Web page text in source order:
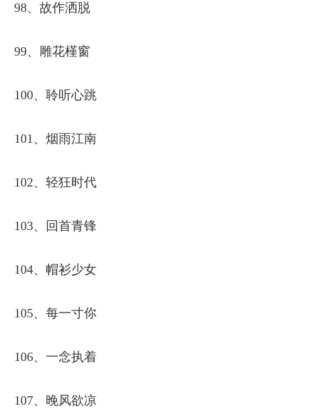
98、故作洒脱
99、雕花槿窗
100、聆听心跳
101、烟雨江南
102、轻狂时代
103、回首青锋
104、帽衫少女
105、每一寸你
106、一念执着
107、晚风欲凉